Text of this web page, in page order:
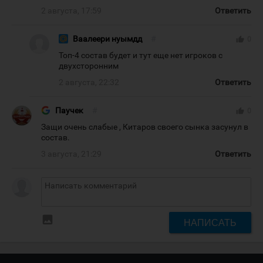
Ответить
Ваалеери нуымдд
Топ-4 состав будет и тут еще нет игроков с
двухсторонним
Ответить
Паучек
Защи очень слабые , Китаров своего сынка засунул в
состав.
Ответить
НАПИСАТЬ